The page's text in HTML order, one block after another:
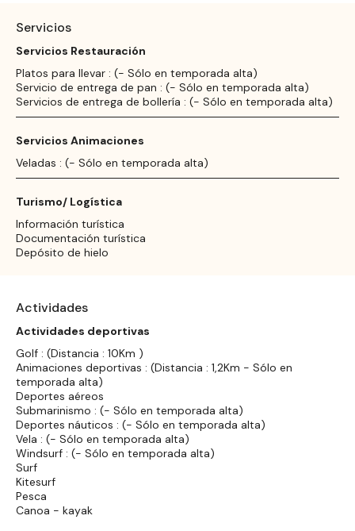
Servicios
Servicios Restauración
Platos para llevar : (- Sólo en temporada alta)
Servicio de entrega de pan : (- Sólo en temporada alta)
Servicios de entrega de bollería : (- Sólo en temporada alta)
Servicios Animaciones
Veladas : (- Sólo en temporada alta)
Turismo/ Logística
Información turística
Documentación turística
Depósito de hielo
Actividades
Actividades deportivas
Golf : (Distancia : 10Km )
Animaciones deportivas : (Distancia : 1,2Km - Sólo en
temporada alta)
Deportes aéreos
Submarinismo : (- Sólo en temporada alta)
Deportes náuticos : (- Sólo en temporada alta)
Vela : (- Sólo en temporada alta)
Windsurf : (- Sólo en temporada alta)
Surf
Kitesurf
Pesca
Canoa - kayak